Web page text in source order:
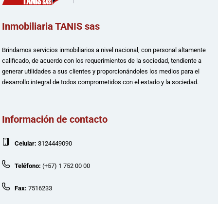
Inmobiliaria TANIS sas
Brindamos servicios inmobiliarios a nivel nacional, con personal altamente
calificado, de acuerdo con los requerimientos de la sociedad, tendiente a
generar utilidades a sus clientes y proporcionándoles los medios para el
desarrollo integral de todos comprometidos con el estado y la sociedad.
Información de contacto
Celular: 3124449090
Teléfono: (+57) 1 752 00 00
Fax: 7516233